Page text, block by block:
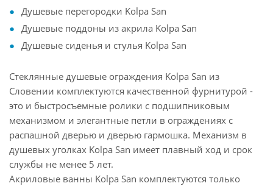
Душевые перегородки Kolpa San
Душевые поддоны из акрила Kolpa San
Душевые сиденья и стулья Kolpa San
Стеклянные душевые ограждения Kolpa San из
Словении комплектуются качественной фурнитурой -
это и быстросъемные ролики с подшипниковым
механизмом и элегантные петли в ограждениях с
распашной дверью и дверью гармошка. Механизм в
душевых уголках Kolpa San имеет плавный ход и срок
службы не менее 5 лет.
Акриловые ванны Kolpa San комплектуются только